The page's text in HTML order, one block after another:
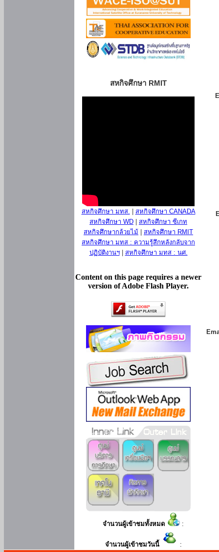
สหกิจศึกษา RMIT
สหกิจศึกษา มทส.
สหกิจศึกษา CANADA
สหกิจศึกษา WD
สหกิจศึกษา ซีเกท
สหกิจศึกษากล้วยไม้
สหกิจศึกษา RMIT
สหกิจศึกษา มทส : ความรู้สึกหลังกลับจาก
ปฏิบัติงานฯ| สหกิจศึกษา มทส : นศ.
Content on this page requires a newer
version of Adobe Flash Player.
จำนวนผู้เข้าชมทั้งหมด :
จำนวนผู้เข้าชมวันนี้ :